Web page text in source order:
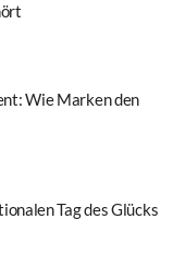
Wie Marken den
Tag des Glücks